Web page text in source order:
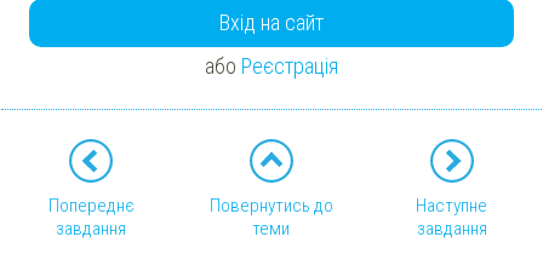
Вхід на сайт
або Реєстрація
Попереднє
завдання
Повернутись до
теми
Наступне
завдання